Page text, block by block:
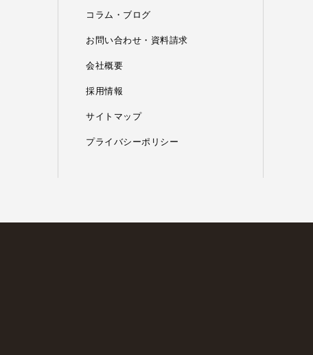
コラム・ブログ
お問い合わせ・資料請求
会社概要
採用情報
サイトマップ
プライバシーポリシー